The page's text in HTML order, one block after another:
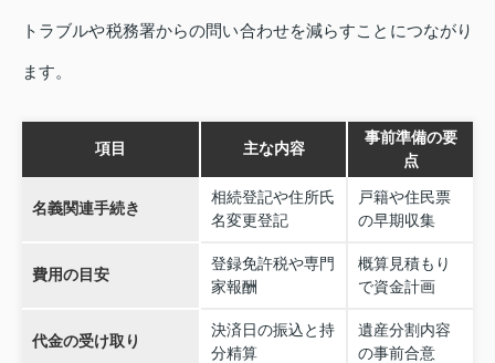
トラブルや税務署からの問い合わせを減らすことにつながり
ます。
項目 主な内容
事前準備の要
点
名義関連手続き
相続登記や住所氏
名変更登記
戸籍や住民票
の早期収集
費用の目安
登録免許税や専門
家報酬
概算見積もり
で資金計画
代金の受け取り
決済日の振込と持
分精算
遺産分割内容
の事前合意